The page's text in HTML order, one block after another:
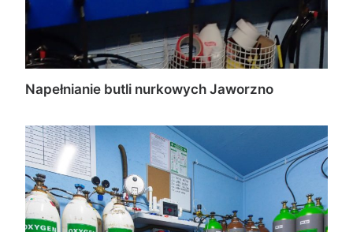
Napełnianie butli nurkowych Jaworzno